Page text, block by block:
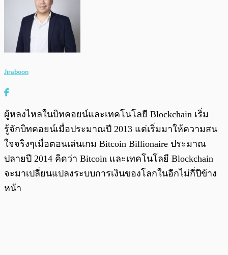
Jiraboon
ผู้หลงไหลในบิทคอยน์และเทคโนโลยี Blockchain เริ่ม
รู้จักบิทคอยน์เมื่อประมาณปี 2013 แต่เริ่มมาให้ความสน
ใจจริงๆเมื่อตอนเล่นเกม Bitcoin Billionaire ประมาณ
ปลายปี 2014 คิดว่า Bitcoin และเทคโนโลยี Blockchain
จะมาเปลี่ยนแปลงระบบการเงินของโลกในอีกไม่กี่ปีข้าง
หน้า